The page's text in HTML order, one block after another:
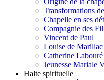
Transformations
Chapelle en ses
Compagnie des
Vincent de Paul
Louise de Marillac
Catherine Labouré
Jeunesse Mariale
Halte spirituelle